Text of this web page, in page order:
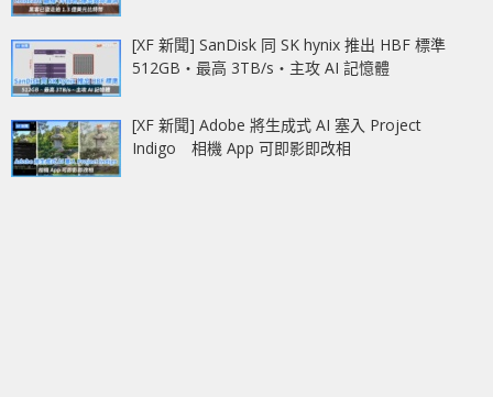
[XF 新聞] SanDisk 同 SK hynix 推出 HBF 標準
512GB‧最高 3TB/s‧主攻 AI 記憶體
[XF 新聞] Adobe 將生成式 AI 塞入 Project
Indigo 相機 App 可即影即改相